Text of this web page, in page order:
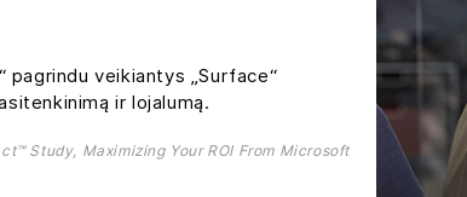
veikiantys „Surface“
ir lojalumą.
Study, Maximizing Your ROI From Microsoft